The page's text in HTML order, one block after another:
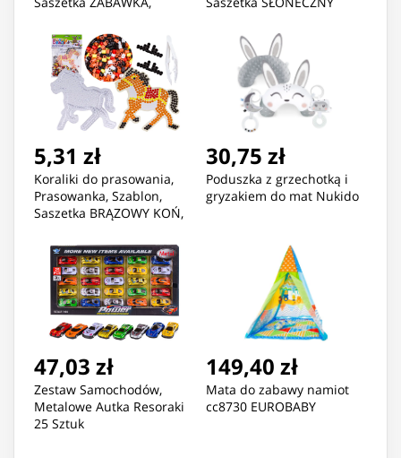
5,31 zł
Koraliki do prasowania,
Prasowanka, Szablon,
Saszetka BRĄZOWY KOŃ,
30,75 zł
Poduszka z grzechotką i
gryzakiem do mat Nukido
47,03 zł
Zestaw Samochodów,
Metalowe Autka Resoraki
25 Sztuk
149,40 zł
Mata do zabawy namiot
cc8730 EUROBABY